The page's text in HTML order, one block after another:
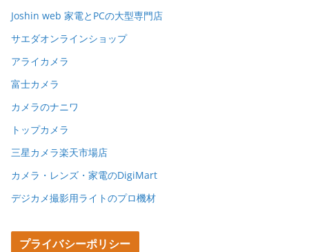
Joshin web 家電とPCの大型専門店
サエダオンラインショップ
アライカメラ
富士カメラ
カメラのナニワ
トップカメラ
三星カメラ楽天市場店
カメラ・レンズ・家電のDigiMart
デジカメ撮影用ライトのプロ機材
プライバシーポリシー